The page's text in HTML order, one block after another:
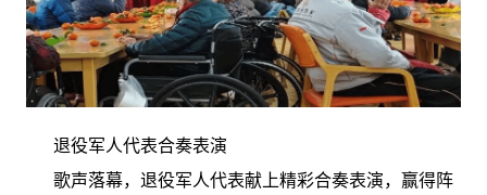
退役军人代表合奏表演
歌声落幕，退役军人代表献上精彩合奏表演，赢得阵